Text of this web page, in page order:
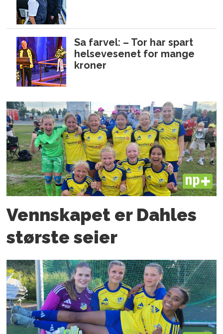
Sa farvel: – Tor har spart
helsevesenet for mange
kroner
PLUS
Vennskapet er Dahles
største seier